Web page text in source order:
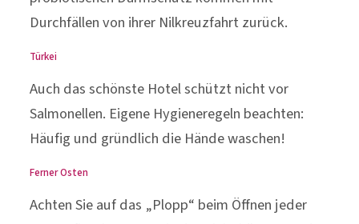
Durchfällen von ihrer Nilkreuzfahrt zurück.
Türkei
Auch das schönste Hotel schützt nicht vor
Salmonellen. Eigene Hygieneregeln beachten:
Häufig und gründlich die Hände waschen!
Ferner Osten
Achten Sie auf das „Plopp“ beim Öffnen jeder